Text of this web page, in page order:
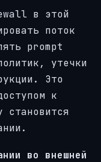
в этой
поток
prompt
утечки
Это
к
становится
во внешней